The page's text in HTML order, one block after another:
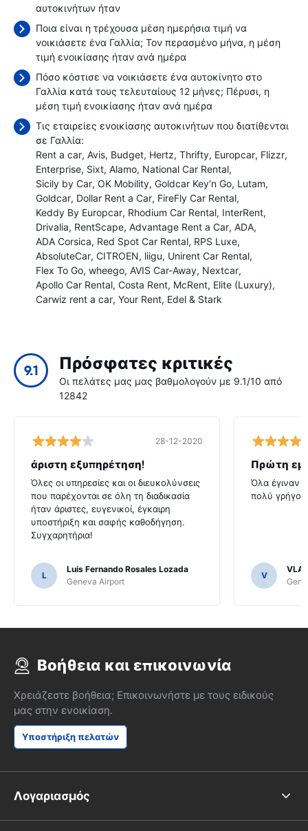
αυτοκινήτων ήταν
Ποια είναι η τρέχουσα μέση ημερήσια τιμή να
νοικιάσετε ένα Γαλλία; Τον περασμένο μήνα, η μέση
τιμή ενοικίασης ήταν ανά ημέρα
Πόσο κόστισε να νοικιάσετε ένα αυτοκίνητο στο
Γαλλία κατά τους τελευταίους 12 μήνες; Πέρυσι, η
μέση τιμή ενοικίασης ήταν ανά ημέρα
Τις εταιρείες ενοικίασης αυτοκινήτων που διατίθενται
σε Γαλλία:
Rent a car Avis Budget Hertz Thrifty Europcar Flizzr
Enterprise Sixt Alamo National Car Rental
Sicily by Car OK Mobility Goldcar Key'n Go Lutam
Goldcar Dollar Rent a Car FireFly Car Rental
Keddy By Europcar Rhodium Car Rental InterRent
Drivalia RentScape Advantage Rent a Car ADA
ADA Corsica Red Spot Car Rental RPS Luxe
AbsoluteCar CITROEN liigu Unirent Car Rental
Flex To Go wheego AVIS Car-Away Nextcar
Apollo Car Rental Costa Rent McRent Elite (Luxury)
Carwiz rent a car Your Rent Edel & Stark
9.1 Πρόσφατες κριτικές
Οι πελάτες μας μας βαθμολογούν με 9.1/10 από
12842
28-12-2020
άριστη εξυπηρέτηση!
Όλες οι υπηρεσίες και οι διευκολύνσεις
που παρέχονται σε όλη τη διαδικασία
ήταν άριστες, ευγενικοί, έγκαιρη
υποστήριξη και σαφής καθοδήγηση.
Συγχαρητήρια!
L
Luis Fernando Rosales Lozada
Geneva Airport
Πρώτη
Όλα έγιναν
πολύ
V
Βοήθεια και επικοινωνία
Χρειάζεστε βοήθεια; Επικοινωνήστε με τους ειδικούς
μας στην ενοικίαση.
Υποστήριξη πελατών
Λογαριασμός